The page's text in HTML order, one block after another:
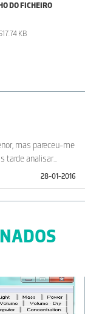
DO FICHEIRO
KB
mas pareceu-me
tarde analisar...
28-01-2016